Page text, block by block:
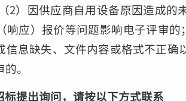
2）因供应商自用设备原因造成的
响应）报价等问题影响电子评审的
信息缺失、文件内容或格式不正确
。
标提出询问，请按以下方式联系